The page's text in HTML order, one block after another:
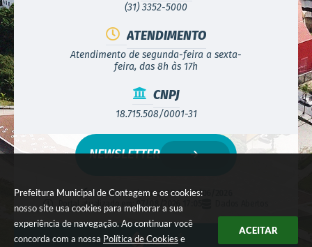
Prefeitura Municipal de Contagem e os cookies:
nosso site usa cookies para melhorar a sua
experiência de navegação. Ao continuar você
concorda com a nossa Política de Cookies e
ACEITAR
(31) 3352-5000
ATENDIMENTO
Atendimento de segunda-feira a sexta-
feira, das 8h às 17h
CNPJ
18.715.508/0001-31
Versão do Sistema:3.5.3 - 19/06/2026
Portal atualizado em:
07/08/2026 17:05
NEWSLETTER